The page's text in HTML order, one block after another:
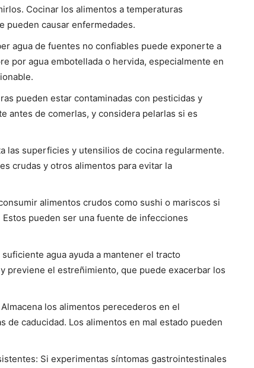
Cocinar los alimentos a temperaturas
pueden causar enfermedades.
agua de fuentes no confiables puede exponerte a
por agua embotellada o hervida, especialmente en
pueden estar contaminadas con pesticidas y
antes de comerlas, y considera pelarlas si es
las superficies y utensilios de cocina regularmente.
crudas y otros alimentos para evitar la
alimentos crudos como sushi o mariscos si
pueden ser una fuente de infecciones
agua ayuda a mantener el tracto
previene el estreñimiento, que puede exacerbar los
los alimentos perecederos en el
de caducidad. Los alimentos en mal estado pueden
Si experimentas síntomas gastrointestinales